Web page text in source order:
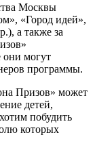
Москвы
«Город идей»,
а также за
они могут
программы.
Призов» может
детей,
побудить
которых